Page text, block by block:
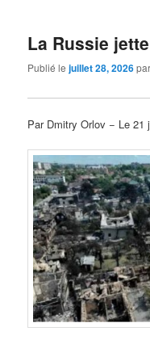
La Russie
Publié lejuillet 28, 2026
Par Dmitry Orlov − Le